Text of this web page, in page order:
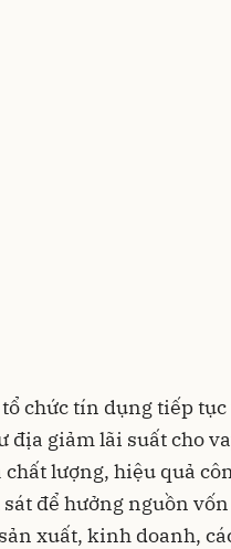
tổ chức tín dụng tiếp
địa giảm lãi suất cho
lượng, hiệu quả
để hưởng nguồn
xuất, kinh doanh,